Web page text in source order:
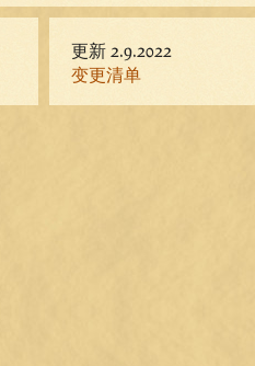
更新 2.9.2022
变更清单